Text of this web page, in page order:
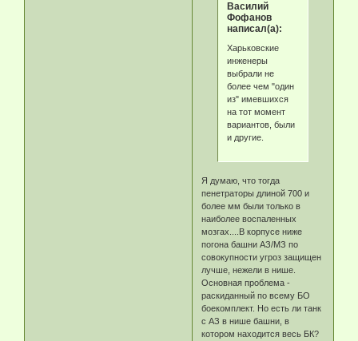
Василий
Фофанов
написал(а):
Харьковские
инженеры
выбрали не
более чем "один
из" имевшихся
на тот момент
вариантов, были
и другие.
Я думаю, что тогда
пенетраторы длиной 700 и
более мм были только в
наиболее воспаленных
мозгах....В корпусе ниже
погона башни АЗ/МЗ по
совокупности угроз защищен
лучше, нежели в нише.
Основная проблема -
раскиданный по всему БО
боекомплект. Но есть ли танк
с АЗ в нише башни, в
котором находится весь БК?